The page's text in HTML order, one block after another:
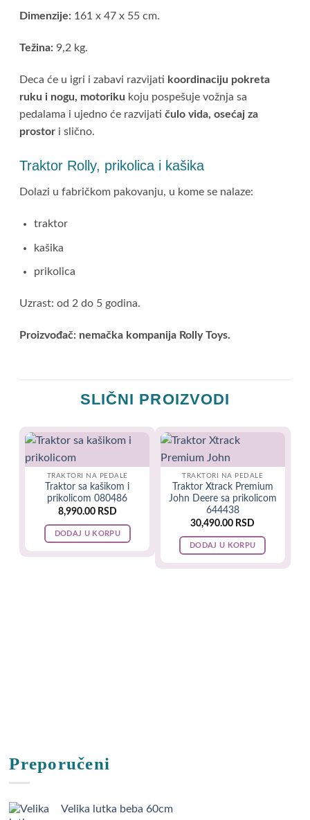
Dimenzije: 161 x 47 x 55 cm.
Težina: 9,2 kg.
Deca će u igri i zabavi razvijati koordinaciju pokreta
ruku i nogu, motoriku koju pospešuje vožnja sa
pedalama i ujedno će razvijatičulo vida, osećaj za
prostor i slično.
Traktor Rolly, prikolica i kašika
Dolazi u fabričkom pakovanju, u kome se nalaze:
traktor
kašika
prikolica
Uzrast: od 2 do 5 godina.
Proizvođač: nemačka kompanija Rolly Toys.
SLIČNI PROIZVODI
TRAKTORI NA PEDALE
Traktor sa kašikom i
prikolicom 080486
8,990.00 RSD
DODAJ U KORPU
TRAKTORI NA PEDALE
Traktor Xtrack Premium
John Deere sa prikolicom
644438
30,490.00 RSD
DODAJ U KORPU
Preporučeni
Velika lutka beba 60cm